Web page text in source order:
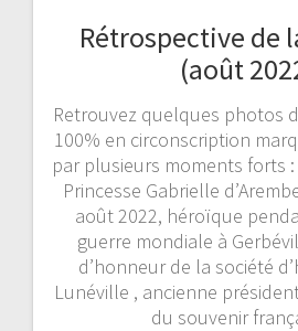
Rétrospective de
(août
Retrouvez quelques photos
100% en circonscription
par plusieurs moments forts :
Princesse Gabrielle
août 2022, héroïque
guerre mondiale à
d’honneur de la société
Lunéville , ancienne
du souvenir